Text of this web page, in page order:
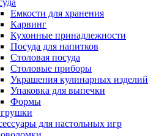
Емкости для хранения
Карвинг
Кухонные принадлежности
Посуда для напитков
Столовая посуда
Столовые приборы
Украшения кулинарных изделий
Упаковка для выпечки
Формы
для настольных игр